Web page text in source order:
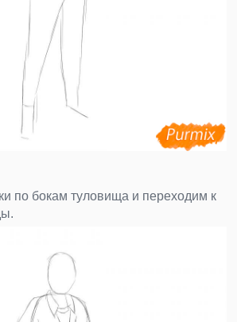
по бокам туловища и переходим к